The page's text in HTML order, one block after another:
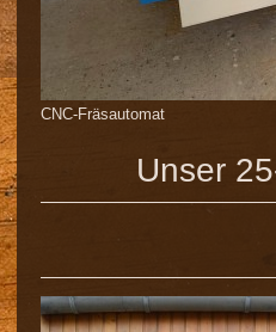
CNC-Fräsautomat
Unser 25-